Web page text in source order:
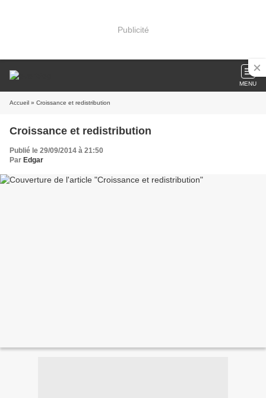
Publicité
MENU
Accueil » Croissance et redistribution
Croissance et redistribution
Publié le 29/09/2014 à 21:50
Par Edgar